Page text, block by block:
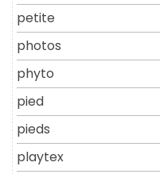
petite
photos
phyto
pied
pieds
playtex